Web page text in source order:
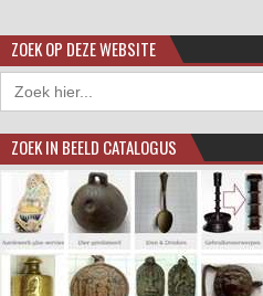
ZOEK OP DEZE WEBSITE
Zoek
naar:
ZOEK IN BEELD CATALOGUS